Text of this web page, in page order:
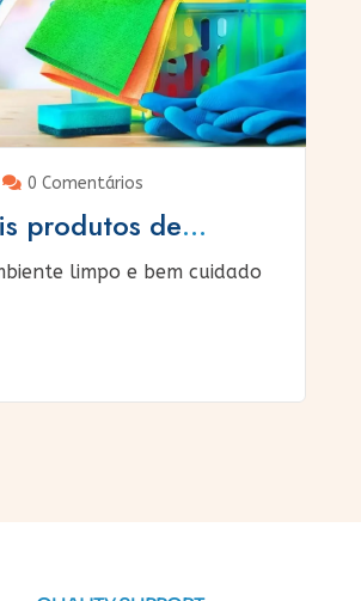
0 Comentários
produtos de
empresas
limpo e bem cuidado